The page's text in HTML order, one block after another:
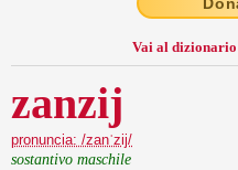
Vai al
zanzij
pronuncia: /zanˈzij/
sostantivo maschile